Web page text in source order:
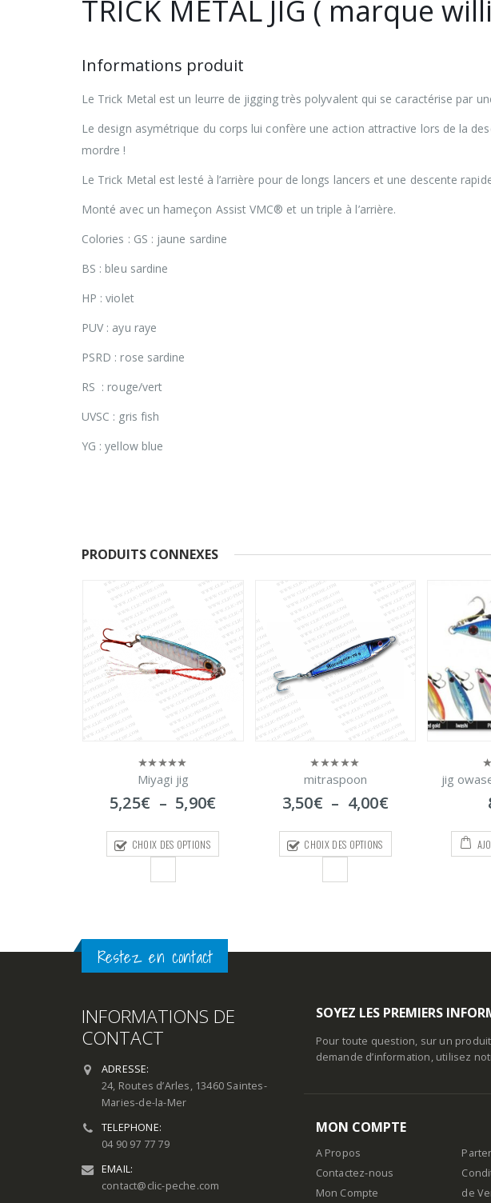
TRICK METAL JIG ( marque
Informations produit
Le Trick Metal est un leurre de jigging très polyvalent qui se caractérise par
Le design asymétrique du corps lui confère une action attractive lors de la
mordre !
Le Trick Metal est lesté à l’arrière pour de longs lancers et une descente
Monté avec un hameçon Assist VMC® et un triple à l’arrière.
Colories : GS : jaune sardine
BS : bleu sardine
HP : violet
PUV : ayu raye
PSRD : rose sardine
RS : rouge/vert
UVSC : gris fish
YG : yellow blue
PRODUITS CONNEXES
0
5
Miyagi jig
5,25€ – 5,90€Plage
prix :
CHOIX DES OPTIONS
0
5
mitraspoon
3,50€ – 4,00€Plage
prix :
CHOIX DES OPTIONS
0
jig
Restez en contact
INFORMATIONS DE
CONTACT
ADRESSE:
24, Routes d’Arles, 13460 Saintes-
Maries-de-la-Mer
TELEPHONE:
04 90 97 77 79
EMAIL:
contact@clic-peche.com
SOYEZ LES PREMIERS
Pour toute question, sur un
demande d’information, utilisez
MON COMPTE
A Propos
Contactez-nous
Mon Compte
de